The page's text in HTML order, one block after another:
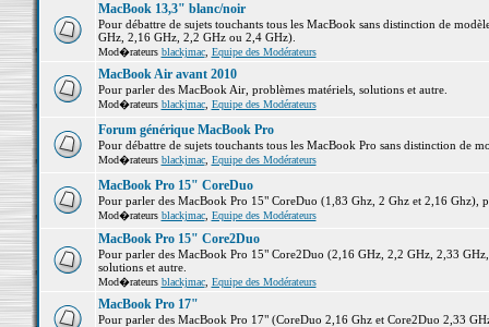
MacBook 13,3" blanc/noir
Pour débattre de sujets touchants tous les MacBook sans distinction de
GHz, 2,16 GHz, 2,2 GHz ou 2,4 GHz).
Mod�rateurs blackjmac, Equipe des Modérateurs
MacBook Air avant 2010
Pour parler des MacBook Air, problèmes matériels, solutions et autre.
Mod�rateurs blackjmac, Equipe des Modérateurs
Forum générique MacBook Pro
Pour débattre de sujets touchants tous les MacBook Pro sans distinction de
Mod�rateurs blackjmac, Equipe des Modérateurs
MacBook Pro 15" CoreDuo
Pour parler des MacBook Pro 15" CoreDuo (1,83 Ghz, 2 Ghz et 2,16 Ghz),
Mod�rateurs blackjmac, Equipe des Modérateurs
MacBook Pro 15" Core2Duo
Pour parler des MacBook Pro 15" Core2Duo (2,16 GHz, 2,2 GHz, 2,33
solutions et autre.
Mod�rateurs blackjmac, Equipe des Modérateurs
MacBook Pro 17"
Pour parler des MacBook Pro 17" (CoreDuo 2,16 Ghz et Core2Duo 2,33